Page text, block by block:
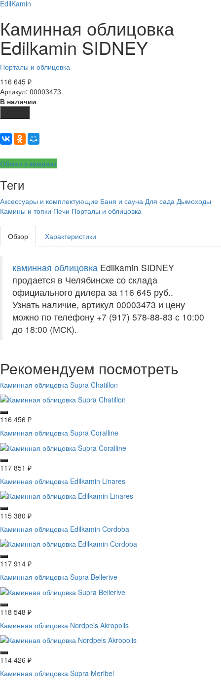
EdilKamin
Каминная облицовка
Edilkamin SIDNEY
Порталы и облицовка
116 645 ₽
Артикул: 00003473
В наличии
Обман в каминах
Теги
Аксессуары и комплектующие Баня и сауна Для сада Дымоходы
Камины и топки Печи Порталы и облицовка
Обзор Характеристики
каминная облицовка Edilkamin SIDNEY
продается в Челябинске со склада
официального дилера за 116 645 руб..
Узнать наличие, артикул 00003473 и цену
можно по телефону +7 (917) 578-88-83 с 10:00
до 18:00 (МСК).
Рекомендуем посмотреть
Каминная облицовка Supra Chatillon
116 456 ₽
Каминная облицовка Supra Coralline
117 851 ₽
Каминная облицовка Edilkamin Linares
115 380 ₽
Каминная облицовка Edilkamin Cordoba
117 914 ₽
Каминная облицовка Supra Bellerive
118 548 ₽
Каминная облицовка Nordpeis Akropolis
114 426 ₽
Каминная облицовка Supra Meribel